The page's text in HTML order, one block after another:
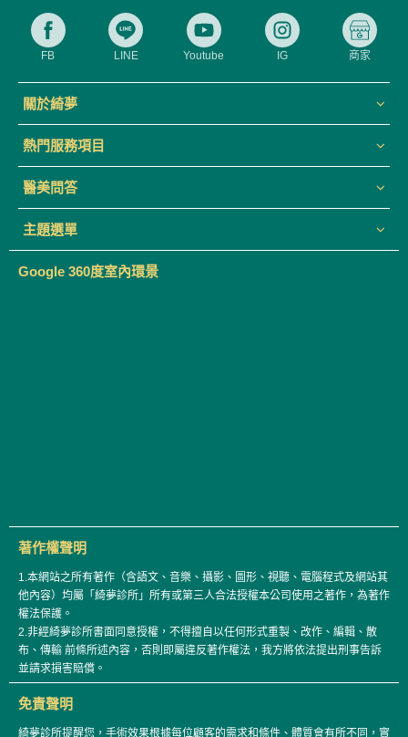
FB LINE Youtube IG 商家
關於綺夢
熱門服務項目
醫美問答
主題選單
Google 360度室內環景
著作權聲明
1.本網站之所有著作（含語文、音樂、攝影、圖形、視聽、電腦程式及網站其
他內容）均屬「綺夢診所」所有或第三人合法授權本公司使用之著作，為著作
權法保護。
2.非經綺夢診所書面同意授權，不得擅自以任何形式重製、改作、編輯、散
布、傳輸 前條所述內容，否則即屬違反著作權法，我方將依法提出刑事告訴
並請求損害賠償。
免責聲明
綺夢診所提醒您，手術效果根據每位顧客的需求和條件、體質會有所不同，實